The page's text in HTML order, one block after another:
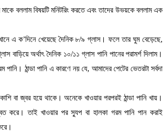
বললাম বিষয়টি মনিটরিং করতে এবং তাদের উভয়কে বললাম এক
এ ক’দিনে খেয়েছে দৈনিক ৮/৯ গ্লাস। ফলে তার ঘুম বেড়েছে,
অর্থাৎ দৈনিক ১০/১১ গ্লাস পানি পানের পরামর্শ দিলাম।
পানি। ঠান্ডা পানি এ কারণে নয় যে, আমাদের পেটের ভেতরটা সর্বদা
বা জ্বর হয়ে থাকে। অনেকে খাওয়ার পরপরই ঠান্ডা পানি খায়।
করে। তাই খাওয়ার পর স্যুপ বা হালকা গরম পানি পান করাই